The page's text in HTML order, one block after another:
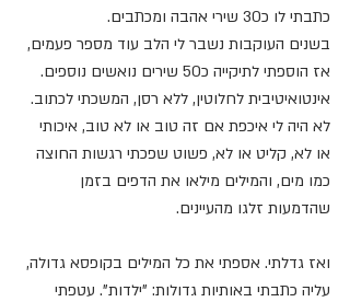
כתבתי לו כ30 שירי אהבה ומכתבים.
בשנים העוקבות נשבר לי הלב עוד מספר פעמים,
אז הוספתי לתיקייה כ50 שירים נואשים נוספים.
אינטואיטיבית לחלוטין, ללא רסן, המשכתי לכתוב.
לא היה לי איכפת אם זה טוב או לא טוב, איכותי
או לא, קליט או לא, פשוט שפכתי רגשות החוצה
כמו מים, והמילים מילאו את הדפים בזמן
שהדמעות זלגו מהעיינים.
ואז גדלתי. אספתי את כל המילים בקופסא גדולה,
עליה כתבתי באותיות גדולות: "ילדות". עטפתי